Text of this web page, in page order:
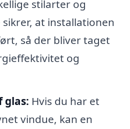
stilarter og
sikrer, at installationen
så der bliver taget
og
glas: Hvis du har et
vindue, kan en